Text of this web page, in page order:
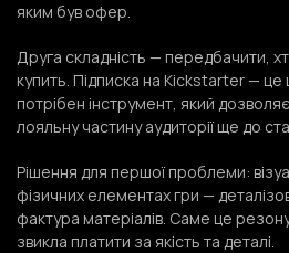
яким був офер.
Друга складність — передбачити,
купить. Підписка на Kickstarter —
потрібен інструмент, який
лояльну частину аудиторії ще до
Рішення для першої проблеми:
фізичних елементах гри —
фактура матеріалів. Саме це
звикла платити за якість та деталі.